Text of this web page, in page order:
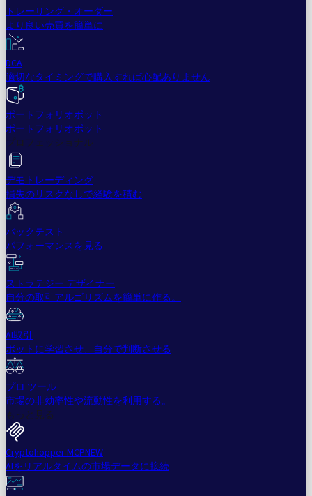
トレーリング・オーダー
より良い売買を簡単に
DCA
適切なタイミングで購入すれば心配ありません
ポートフォリオボット
ポートフォリオボット
プロフェッショナル
デモトレーディング
損失のリスクなしで経験を積む
バックテスト
パフォーマンスを見る
ストラテジー デザイナー
自分の取引アルゴリズムを簡単に作る。
AI取引
ボットに学習させ、自分で判断させる
プロ ツール
市場の非効率性や流動性を利用する。
もっと見る
Cryptohopper MCPNEW
AIをリアルタイムの市場データに接続